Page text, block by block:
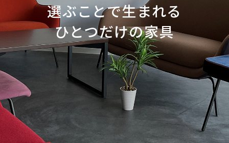
選ぶことで生まれる
ひとつだけの家具